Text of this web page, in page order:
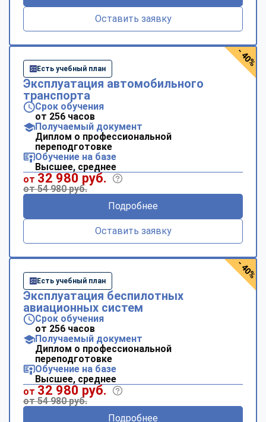
Оставить заявку
Есть учебный план
Эксплуатация автомобильного
транспорта
Срок обучения
от 256 часов
Получаемый документ
Диплом о профессиональной
переподготовке
Обучение на базе
Высшее, среднее
от 32 980 руб.
от 54 980 руб.
Подробнее
Оставить заявку
- 40%
Есть учебный план
Эксплуатация беспилотных
авиационных систем
Срок обучения
от 256 часов
Получаемый документ
Диплом о профессиональной
переподготовке
Обучение на базе
Высшее, среднее
от 32 980 руб.
от 54 980 руб.
Подробнее
- 40%